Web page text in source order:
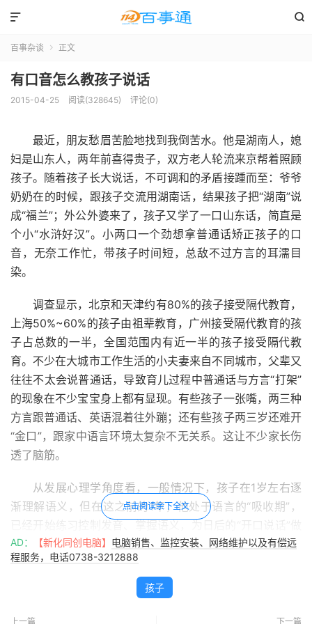


百事杂谈  正文
有口音怎么教孩子说话
2015-04-25 阅读(328645) 评论(0)
最近，朋友愁眉苦脸地找到我倒苦水。他是湖南人，媳
妇是山东人，两年前喜得贵子，双方老人轮流来京帮着照顾
孩子。随着孩子长大说话，不可调和的矛盾接踵而至：爷爷
奶奶在的时候，跟孩子交流用湖南话，结果孩子把“湖南”说
成“福兰”；外公外婆来了，孩子又学了一口山东话，简直是
个小“水浒好汉”。小两口一个劲想拿普通话矫正孩子的口
音，无奈工作忙，带孩子时间短，总敌不过方言的耳濡目
染。
调查显示，北京和天津约有80%的孩子接受隔代教育，
上海50%~60%的孩子由祖辈教育，广州接受隔代教育的孩
子占总数的一半，全国范围内有近一半的孩子接受隔代教
育。不少在大城市工作生活的小夫妻来自不同城市，父辈又
往往不太会说普通话，导致育儿过程中普通话与方言“打架”
的现象在不少宝宝身上都有显现。有些孩子一张嘴，两三种
方言跟普通话、英语混着往外蹦；还有些孩子两三岁还难开
“金口”，跟家中语言环境太复杂不无关系。这让不少家长伤
透了脑筋。
从发展心理学角度看，一般情况下，孩子在1岁左右逐
渐理解语义，但在这之前的1年，他处于语言的“吸收期”，
准备。在10~14个月，孩子往往就能说出具有概括性意义、
能被他人理解的词了。如果家中存在不同地域的方言、口
音，会给孩子带来一定干扰，可能说话晚一些，但一般不会
产生太大影响。实际上，人类大脑的语言功能就像一扇大
门，小时大门是完全敞开的，随着年龄增长就会渐渐关闭。
点击阅读余下全文
AD： 【新化同创电脑】 电脑销售、监控安装、网络维护以及有偿远
程服务，电话0738-3212888
孩子
上一篇 下一篇